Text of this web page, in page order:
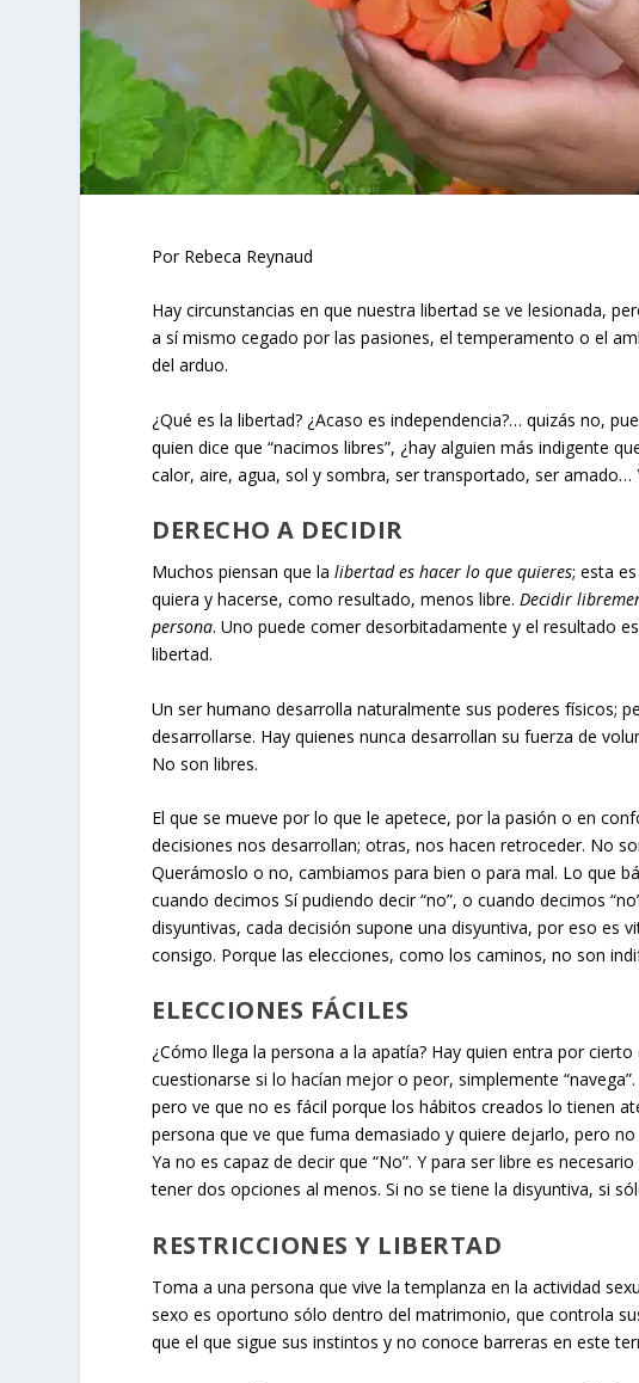
Por Rebeca Reynaud
Hay circunstancias en que nuestra libertad se ve lesionada,
a sí mismo cegado por las pasiones, el temperamento o el
del arduo.
¿Qué es la libertad? ¿Acaso es independencia?… quizás no,
quien dice que “nacimos libres”, ¿hay alguien más indigente
calor, aire, agua, sol y sombra, ser transportado, ser
DERECHO A DECIDIR
Muchos piensan que lalibertad es hacer lo que quieres; esta
quiera y hacerse, como resultado, menos libre.Decidir
persona. Uno puede comer desorbitadamente y el resultado
libertad.
Un ser humano desarrolla naturalmente sus poderes físicos;
desarrollarse. Hay quienes nunca desarrollan su fuerza de
No son libres.
El que se mueve por lo que le apetece, por la pasión o en
decisiones nos desarrollan; otras, nos hacen retroceder. No
Querámoslo o no, cambiamos para bien o para mal. Lo que
cuando decimos Sí pudiendo decir “no”, o cuando decimos
disyuntivas, cada decisión supone una disyuntiva, por eso es
consigo. Porque las elecciones, como los caminos, no son
ELECCIONES FÁCILES
¿Cómo llega la persona a la apatía? Hay quien entra por
cuestionarse si lo hacían mejor o peor, simplemente
pero ve que no es fácil porque los hábitos creados lo tienen
persona que ve que fuma demasiado y quiere dejarlo, pero
Ya no es capaz de decir que “No”. Y para ser libre es
tener dos opciones al menos. Si no se tiene la disyuntiva, si
RESTRICCIONES Y LIBERTAD
Toma a una persona que vive la templanza en la actividad
sexo es oportuno sólo dentro del matrimonio, que controla
que el que sigue sus instintos y no conoce barreras en este